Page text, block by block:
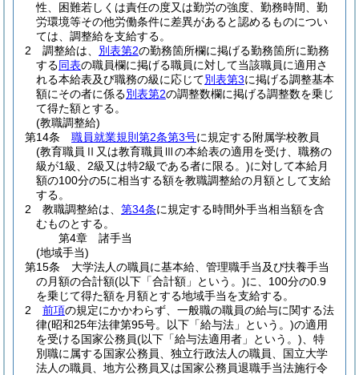
性、困難若しくは責任の度又は勤労の強度、勤務時間、勤
労環境等その他労働条件に差異があると認めるものについ
ては、調整給を支給する。
2
調整給は、 別表第2の勤務箇所欄に掲げる勤務箇所に勤務
する同表の職員欄に掲げる職員に対して当該職員に適用さ
れる本給表及び職務の級に応じて別表第3に掲げる調整基本
額にその者に係る別表第2の調整数欄に掲げる調整数を乗じ
て得た額とする。
(教職調整給)
第14条
職員就業規則第2条第3号に規定する附属学校教員
(教育職員Ⅱ又は教育職員Ⅲの本給表の適用を受け、職務の
級が1級、2級又は特2級である者に限る。)に対して本給月
額の100分の5に相当する額を教職調整給の月額として支給
する。
2
教職調整給は、 第34条に規定する時間外手当相当額を含
むものとする。
第4章
諸手当
(地域手当)
第15条
大学法人の職員に基本給、管理職手当及び扶養手当
の月額の合計額(以下「合計額」という。)に、100分の0.9
を乗じて得た額を月額とする地域手当を支給する。
2
前項の規定にかかわらず、一般職の職員の給与に関する法
律(昭和25年法律第95号。以下「給与法」という。)の適用
を受ける国家公務員(以下「給与法適用者」という。) 、特
別職に属する国家公務員、独立行政法人の職員、国立大学
法人の職員、地方公務員又は国家公務員退職手当法施行令